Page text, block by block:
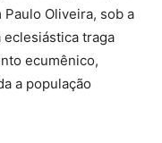
Oliveira, sob a
traga
ecumênico,
a população